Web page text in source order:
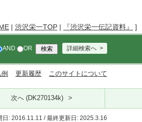
| 渋沢栄一TOP | 『渋沢栄一伝記資料』 ]
AND OR 詳細検索へ
例 更新履歴 このサイトについて
次へ (DK270134k)
日: 2016.11.11 / 最終更新日: 2025.3.16